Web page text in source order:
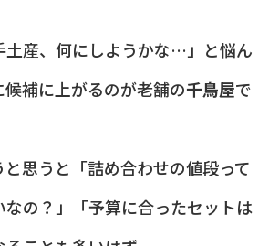
土産、何にしようかな…」と悩ん
補に上がるのが老舗の千鳥屋で
思うと「詰め合わせの値段って
の？」「予算に合ったセットは